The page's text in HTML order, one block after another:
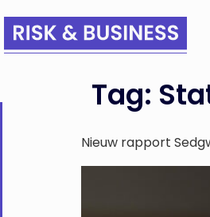
Tag:
Nieuw rapport